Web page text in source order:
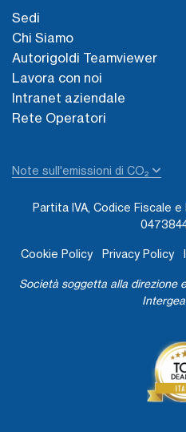
Sedi
Chi Siamo
Autorigoldi Teamviewer
Lavora con noi
Intranet aziendale
Rete Operatori
Note sull'emissioni di CO₂
Partita IVA, Codice Fiscale
Cookie Policy Privacy Policy
Società soggetta alla direzione
Intergea